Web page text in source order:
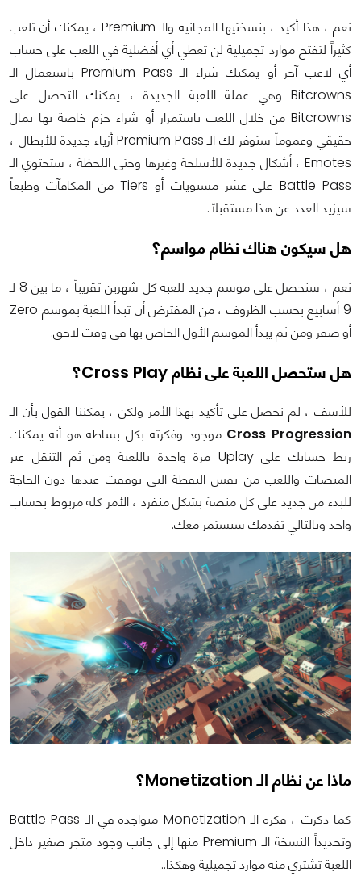
نعم ، هذا أكيد ، بنسختيها المجانية والـ Premium ، يمكنك أن تلعب
كثيراً لتفتح موارد تجميلية لن تعطي أي أفضلية في اللعب على حساب
أي لاعب آخر أو يمكنك شراء الـ Premium Pass باستعمال الـ
Bitcrowns وهي عملة اللعبة الجديدة ، يمكنك التحصل على
Bitcrowns من خلال اللعب باستمرار أو شراء حزم خاصة بها بمال
حقيقي وعموماً ستوفر لك الـ Premium Pass أزياء جديدة للأبطال ،
Emotes ، أشكال جديدة للأسلحة وغيرها وحتى اللحظة ، ستحتوي الـ
Battle Pass على عشر مستويات أو Tiers من المكافآت وطبعاً
سيزيد العدد عن هذا مستقبلاً.
هل سيكون هناك نظام مواسم؟
نعم ، سنحصل على موسم جديد للعبة كل شهرين تقريباً ، ما بين 8 لـ
9 أسابيع بحسب الظروف ، من المفترض أن تبدأ اللعبة بموسم Zero
أو صفر ومن ثم يبدأ الموسم الأول الخاص بها في وقت لاحق.
هل ستحصل اللعبة على نظام Cross Play؟
للأسف ، لم نحصل على تأكيد بهذا الأمر ولكن ، يمكننا القول بأن الـ
Cross Progression موجود وفكرته بكل بساطة هو أنه يمكنك
ربط حسابك على Uplay مرة واحدة باللعبة ومن ثم التنقل عبر
المنصات واللعب من نفس النقطة التي توقفت عندها دون الحاجة
للبدء من جديد على كل منصة بشكل منفرد ، الأمر كله مربوط بحساب
واحد وبالتالي تقدمك سيستمر معك.
ماذا عن نظام الـ Monetization؟
كما ذكرت ، فكرة الـ Monetization متواجدة في الـ Battle Pass
وتحديداً النسخة الـ Premium منها إلى جانب وجود متجر صغير داخل
اللعبة تشتري منه موارد تجميلية وهكذا..